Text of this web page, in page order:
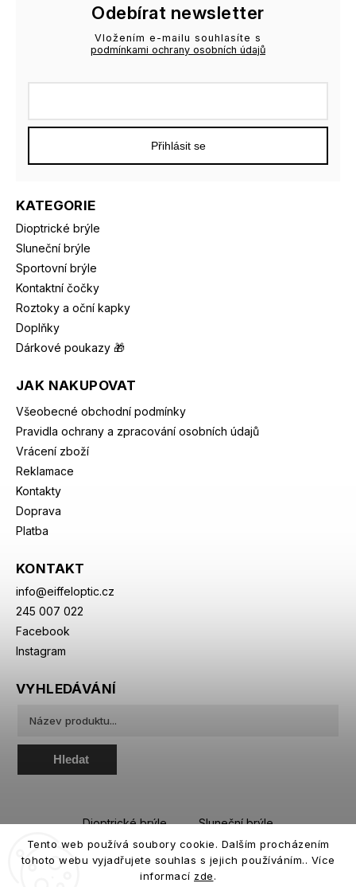
Tento web používá soubory cookie. Dalším procházením
tohoto webu vyjadřujete souhlas s jejich používáním.. Více
informací zde.
KATEGORIE
Dioptrické brýle
Sluneční brýle
Sportovní brýle
Kontaktní čočky
Roztoky a oční kapky
Doplňky
Dárkové poukazy 🎁
JAK NAKUPOVAT
Všeobecné obchodní podmínky
Pravidla ochrany a zpracování osobních údajů
Vrácení zboží
Reklamace
Kontakty
Doprava
Platba
KONTAKT
info@eiffeloptic.cz
245 007 022
Facebook
Instagram
Odebírat newsletter
Vložením e-mailu souhlasíte s
podmínkami ochrany osobních údajů
Přihlásit se
VYHLEDÁVÁNÍ
Hledat
Dioptrické brýle
Sluneční brýle
Sportovní brýle
Kontaktní čočky
Roztoky a oční kapky